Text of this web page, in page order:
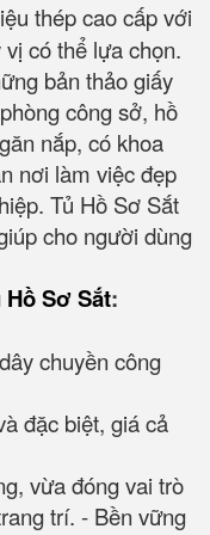
thép cao cấp với
có thể lựa chọn.
bản thảo giấy
công sở, hồ
nắp, có khoa
nơi làm việc đẹp
Tủ Hồ Sơ Sắt
cho người dùng
Hồ Sơ Sắt:
chuyền công
đặc biệt, giá cả
vừa đóng vai trò
trí. - Bền vững